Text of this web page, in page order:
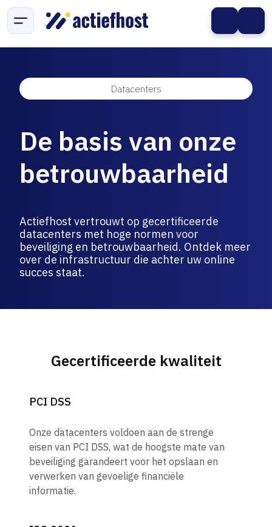
Datacenters
De basis van onze
betrouwbaarheid
Actiefhost vertrouwt op gecertificeerde
datacenters met hoge normen voor
beveiliging en betrouwbaarheid. Ontdek meer
over de infrastructuur die achter uw online
succes staat.
Gecertificeerde kwaliteit
PCI DSS
Onze datacenters voldoen aan de strenge
eisen van PCI DSS, wat de hoogste mate van
beveiliging garandeert voor het opslaan en
verwerken van gevoelige financiële
informatie.